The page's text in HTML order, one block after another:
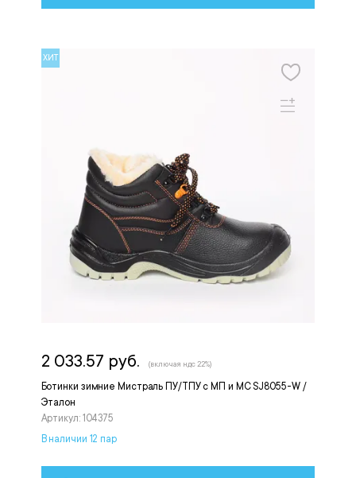
ХИТ
Ботинки зимние Мистраль ПУ/ТПУ с МП и МС SJ8055-W /
Эталон
Артикул: 104375
2 033.57 руб. (включая ндс 22%)
В наличии 12 пар